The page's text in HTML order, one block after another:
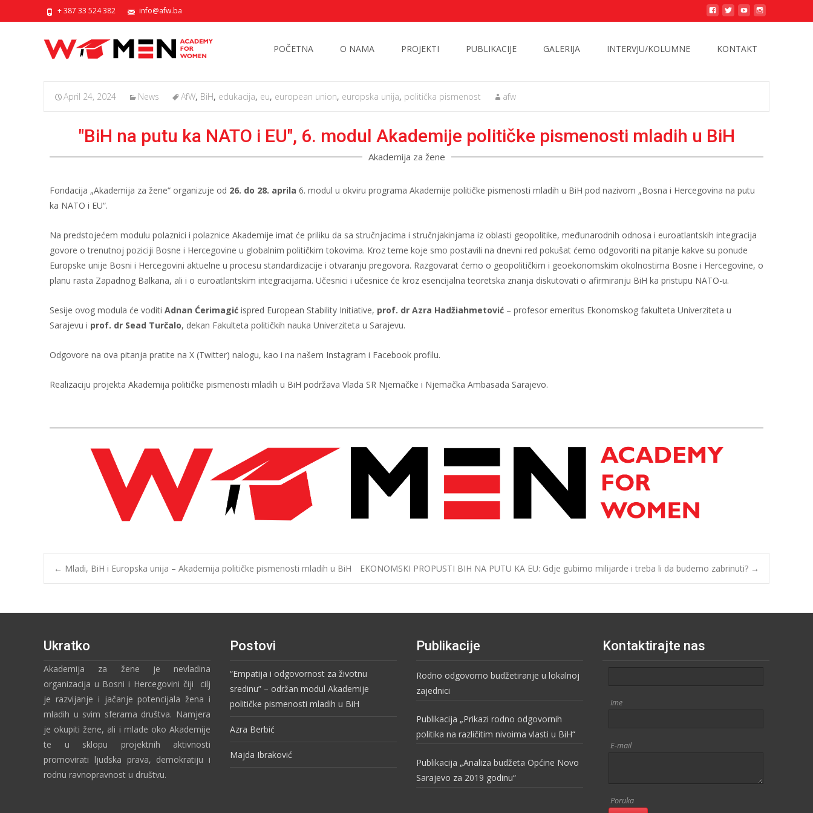
+ 387 33 524 382 info@afw.ba
POČETNA O NAMA PROJEKTI PUBLIKACIJE GALERIJA INTERVJU/KOLUMNE KONTAKT
April 24, 2024 News AfW, BiH, edukacija, eu, european union, europska unija, politička pismenost afw
"BiH na putu ka NATO i EU", 6. modul Akademije političke pismenosti mladih u BiH
Akademija za žene
Fondacija „Akademija za žene“ organizuje od 26. do 28. aprila 6. modul u okviru programa Akademije političke pismenosti mladih u BiH pod nazivom „Bosna i Hercegovina na putu
ka NATO i EU“.
Na predstojećem modulu polaznici i polaznice Akademije imat će priliku da sa stručnjacima i stručnjakinjama iz oblasti geopolitike, međunarodnih odnosa i euroatlantskih integracija
govore o trenutnoj poziciji Bosne i Hercegovine u globalnim političkim tokovima. Kroz teme koje smo postavili na dnevni red pokušat ćemo odgovoriti na pitanje kakve su ponude
Europske unije Bosni i Hercegovini aktuelne u procesu standardizacije i otvaranju pregovora. Razgovarat ćemo o geopolitičkim i geoekonomskim okolnostima Bosne i Hercegovine, o
planu rasta Zapadnog Balkana, ali i o euroatlantskim integracijama. Učesnici i učesnice će kroz esencijalna teoretska znanja diskutovati o afirmiranju BiH ka pristupu NATO-u.
Sesije ovog modula će voditi Adnan Ćerimagić ispred European Stability Initiative, prof. dr Azra Hadžiahmetović – profesor emeritus Ekonomskog fakulteta Univerziteta u
Sarajevu i prof. dr Sead Turčalo, dekan Fakulteta političkih nauka Univerziteta u Sarajevu.
Odgovore na ova pitanja pratite na X (Twitter) nalogu, kao i na našem Instagram i Facebook profilu.
Realizaciju projekta Akademija političke pismenosti mladih u BiH podržava Vlada SR Njemačke i Njemačka Ambasada Sarajevo.
← Mladi, BiH i Europska unija – Akademija političke pismenosti mladih u BiH EKONOMSKI PROPUSTI BIH NA PUTU KA EU: Gdje gubimo milijarde i treba li da budemo zabrinuti? →
Ukratko
Akademija za žene je nevladina
organizacija u Bosni i Hercegovini čiji cilj
je razvijanje i jačanje potencijala žena i
mladih u svim sferama društva. Namjera
je okupiti žene, ali i mlade oko Akademije
te u sklopu projektnih aktivnosti
promovirati ljudska prava, demokratiju i
rodnu ravnopravnost u društvu.
Postovi
“Empatija i odgovornost za životnu
sredinu” – održan modul Akademije
političke pismenosti mladih u BiH
Azra Berbić
Majda Ibraković
Publikacije
Rodno odgovorno budžetiranje u lokalnoj
zajednici
Publikacija „Prikazi rodno odgovornih
politika na različitim nivoima vlasti u BiH“
Publikacija „Analiza budžeta Općine Novo
Sarajevo za 2019 godinu“
Kontaktirajte nas
Ime
E-mail
Poruka